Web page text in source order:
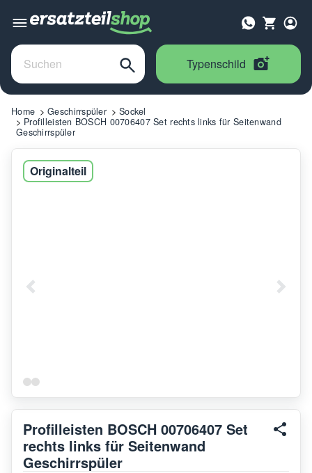
Typenschild
Home Geschirrspüler
Sockel
Profilleisten BOSCH 00706407 Set rechts links für Seitenwand
Geschirrspüler
Originalteil
Profilleisten BOSCH 00706407 Set
rechts links für Seitenwand
Geschirrspüler